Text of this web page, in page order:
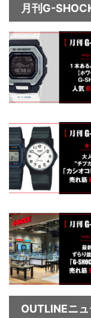
月刊G-
OUTLINEニュ